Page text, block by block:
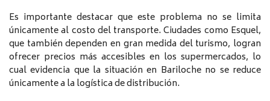
Es importante destacar que este problema no se limita
únicamente al costo del transporte. Ciudades como Esquel,
que también dependen en gran medida del turismo, logran
ofrecer precios más accesibles en los supermercados, lo
cual evidencia que la situación en Bariloche no se reduce
únicamente a la logística de distribución.